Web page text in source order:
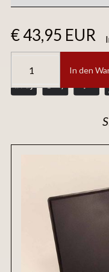
€ 43,95 EUR
Sichere und